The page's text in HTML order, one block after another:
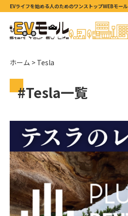
EVライフを始める人のためのワンストップWEBモール
ホーム > Tesla
#Tesla一覧